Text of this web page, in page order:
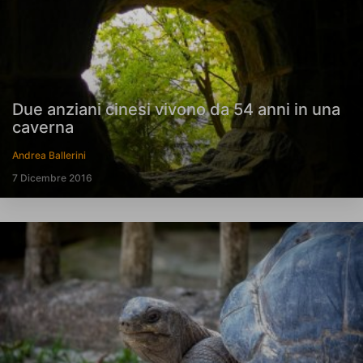
Due anziani cinesi vivono da 54 anni in una
caverna
Andrea Ballerini
7 Dicembre 2016